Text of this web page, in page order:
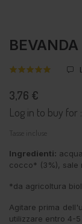
BEVANDA
3,76 €
Log in to buy for :
Tasse incluse
Ingredienti:
cocco* (3%), sale
*da agricoltura
Agitare prima
utilizzare entro 4-5